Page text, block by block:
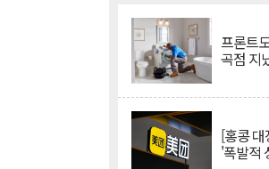
프론트
곡점 지
[홍콩
'폭발적